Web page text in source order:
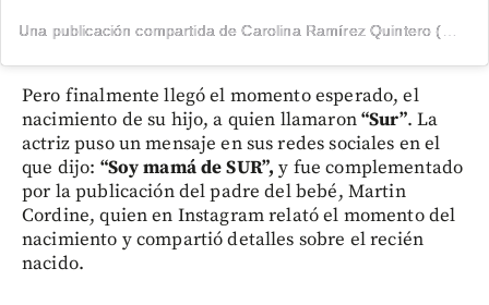
Pero finalmente llegó el momento esperado, el
nacimiento de su hijo, a quien llamaron“Sur”. La
actriz puso un mensaje en sus redes sociales en el
que dijo: “Soy mamá de SUR”, y fue complementado
por la publicación del padre del bebé, Martin
Cordine, quien en Instagram relató el momento del
nacimiento y compartió detalles sobre el recién
nacido.